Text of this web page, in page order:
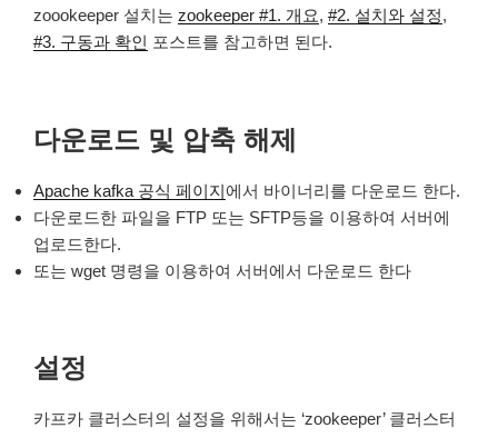
zoookeeper 설치는 zookeeper #1. 개요, #2. 설치와 설정,
#3. 구동과 확인 포스트를 참고하면 된다.
다운로드 및 압축 해제
Apache kafka 공식 페이지에서 바이너리를 다운로드 한다.
다운로드한 파일을 FTP 또는 SFTP등을 이용하여 서버에
업로드한다.
또는 wget 명령을 이용하여 서버에서 다운로드 한다
설정
카프카 클러스터의 설정을 위해서는 ‘zookeeper’ 클러스터